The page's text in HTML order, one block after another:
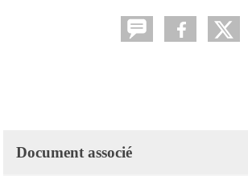
Document associé